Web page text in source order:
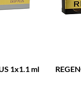
1x1.1 ml